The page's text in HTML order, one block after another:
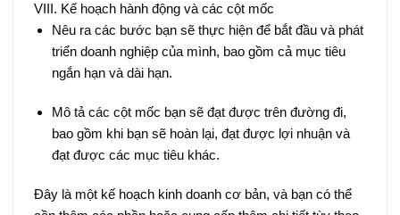
VIII. Kế hoạch hành động và các cột mốc
Nêu ra các bước bạn sẽ thực hiện để bắt đầu và phát
triển doanh nghiệp của mình, bao gồm cả mục tiêu
ngắn hạn và dài hạn.
Mô tả các cột mốc bạn sẽ đạt được trên đường đi,
bao gồm khi bạn sẽ hoàn lại, đạt được lợi nhuận và
đạt được các mục tiêu khác.
Đây là một kế hoạch kinh doanh cơ bản, và bạn có thể